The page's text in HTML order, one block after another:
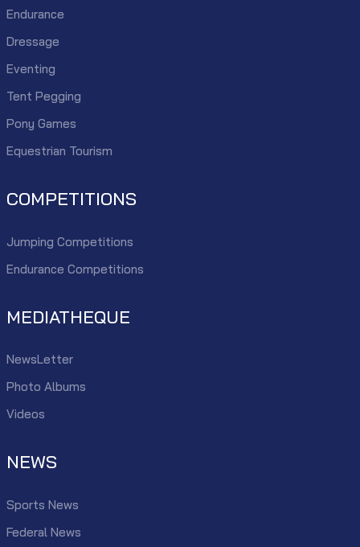
Endurance
Dressage
Eventing
Tent Pegging
Pony Games
Equestrian Tourism
COMPETITIONS
Jumping Competitions
Endurance Competitions
MEDIATHEQUE
NewsLetter
Photo Albums
Videos
NEWS
Sports News
Federal News